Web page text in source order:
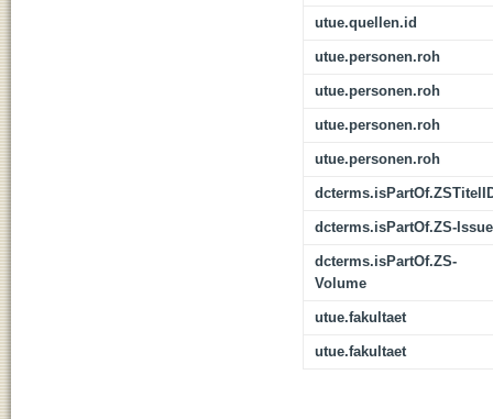
utue.quellen.id
utue.personen.roh
utue.personen.roh
utue.personen.roh
utue.personen.roh
dcterms.isPartOf.ZS-Issue
dcterms.isPartOf.ZS-
Volume
utue.fakultaet
utue.fakultaet